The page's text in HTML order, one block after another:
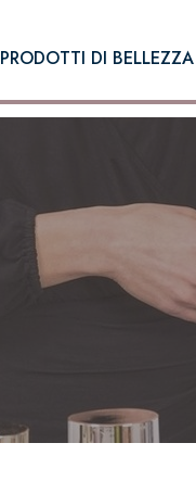
PRODOTTI DI BELLEZZA